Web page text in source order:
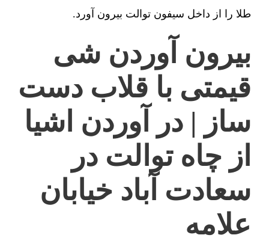
طلا را از داخل سیفون توالت بیرون آورد.
بیرون آوردن شی
قیمتی با قلاب دست
ساز | در آوردن اشیا
از چاه توالت در
سعادت آباد خیابان
علامه